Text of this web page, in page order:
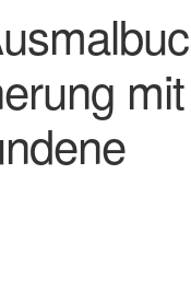
mit